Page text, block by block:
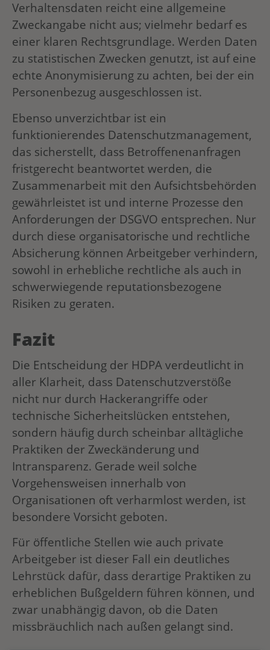
Verhaltensdaten reicht eine allgemeine
Zweckangabe nicht aus; vielmehr bedarf es
einer klaren Rechtsgrundlage. Werden Daten
zu statistischen Zwecken genutzt, ist auf eine
echte Anonymisierung zu achten, bei der ein
Personenbezug ausgeschlossen ist.
Ebenso unverzichtbar ist ein
funktionierendes Datenschutzmanagement,
das sicherstellt, dass Betroffenenanfragen
fristgerecht beantwortet werden, die
Zusammenarbeit mit den Aufsichtsbehörden
gewährleistet ist und interne Prozesse den
Anforderungen der DSGVO entsprechen. Nur
durch diese organisatorische und rechtliche
Absicherung können Arbeitgeber verhindern,
sowohl in erhebliche rechtliche als auch in
schwerwiegende reputationsbezogene
Risiken zu geraten.
Fazit
Die Entscheidung der HDPA verdeutlicht in
aller Klarheit, dass Datenschutzverstöße
nicht nur durch Hackerangriffe oder
technische Sicherheitslücken entstehen,
sondern häufig durch scheinbar alltägliche
Praktiken der Zweckänderung und
Intransparenz. Gerade weil solche
Vorgehensweisen innerhalb von
Organisationen oft verharmlost werden, ist
besondere Vorsicht geboten.
Für öffentliche Stellen wie auch private
Arbeitgeber ist dieser Fall ein deutliches
Lehrstück dafür, dass derartige Praktiken zu
erheblichen Bußgeldern führen können, und
zwar unabhängig davon, ob die Daten
missbräuchlich nach außen gelangt sind.